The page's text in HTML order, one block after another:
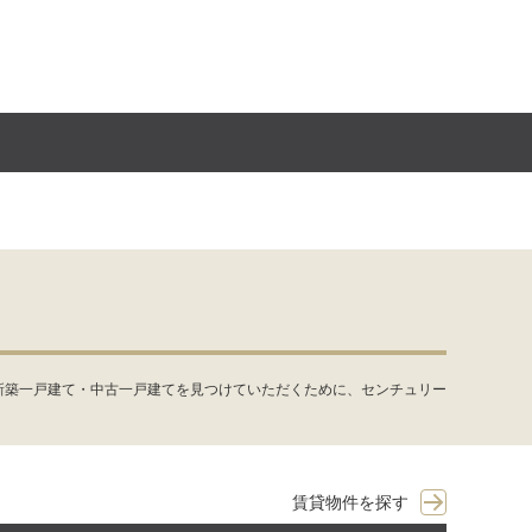
一戸建て・中古一戸建てを見つけていただくために、センチュリー
賃貸物件を探す